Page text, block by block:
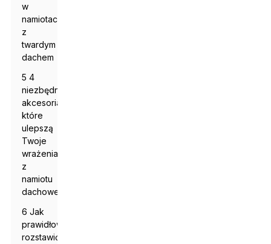
w
namiotach
z
twardym
dachem
5 4
niezbędne
akcesoria,
które
ulepszą
Twoje
wrażenia
z
namiotu
dachowego
6 Jak
prawidłowo
rozstawić